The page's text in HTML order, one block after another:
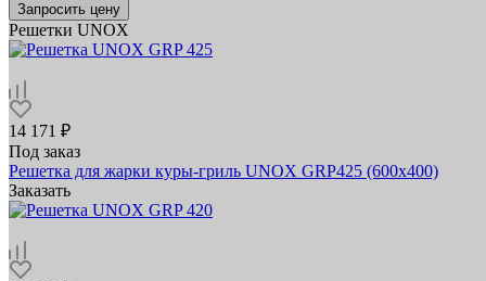
Запросить цену
Решетки UNOX
14 171 ₽
Под заказ
Решетка для жарки куры-гриль UNOX GRP425 (600х400)
Заказать